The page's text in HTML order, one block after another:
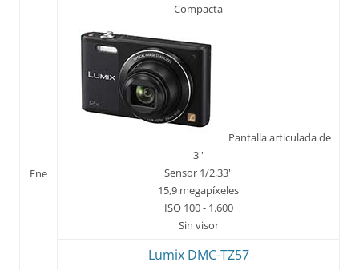
Ene
Compacta
Pantalla articulada de
3''
Sensor 1/2,33''
15,9 megapíxeles
ISO 100 - 1.600
Sin visor
Lumix DMC-TZ57